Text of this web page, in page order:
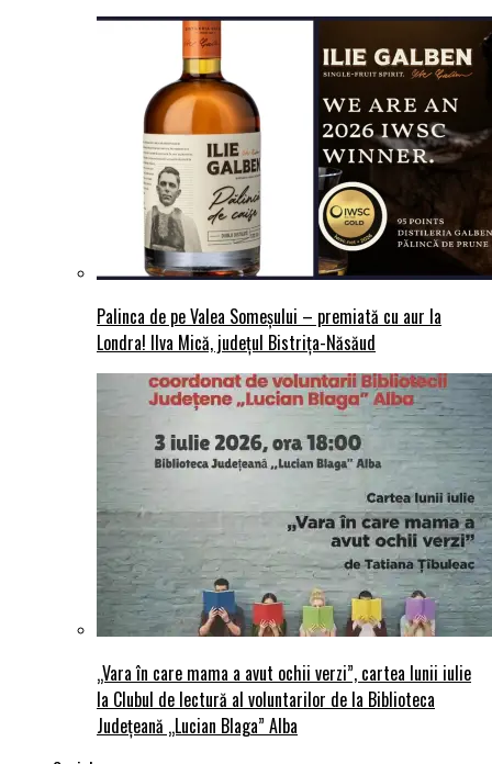
Palinca de pe Valea Someșului – premiată cu aur la
Londra! Ilva Mică, județul Bistrița-Năsăud
„Vara în care mama a avut ochii verzi”, cartea lunii iulie
la Clubul de lectură al voluntarilor de la Biblioteca
Județeană „Lucian Blaga” Alba